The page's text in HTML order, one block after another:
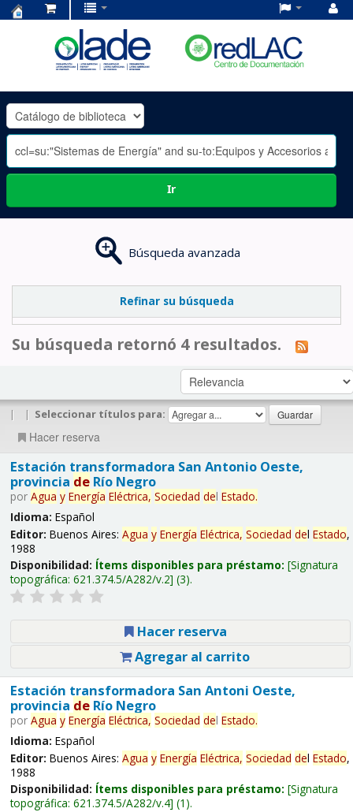
OLADE
-
Ir
Búsqueda avanzada
Refinar su búsqueda
Su búsqueda retornó 4 resultados.
| | Seleccionar títulos para:
Hacer reserva
Estación transformadora San Antonio Oeste,
provincia deRío Negro
por Agua y Energía Eléctrica, Sociedad del Estado.
Idioma: Español
Editor: Buenos Aires: Agua y Energía Eléctrica, Sociedad del Estado,
1988
Disponibilidad: Ítems disponibles para préstamo: Signatura
topográfica: 621.374.5/A282/v.2 (3).
Hacer reserva
Agregar al carrito
Estación transformadora San Antoni Oeste,
provincia deRío Negro
por Agua y Energía Eléctrica, Sociedad del Estado.
Idioma: Español
Editor: Buenos Aires: Agua y Energía Eléctrica, Sociedad del Estado,
1988
Disponibilidad: Ítems disponibles para préstamo: Signatura
topográfica: 621.374.5/A282/v.4 (1).